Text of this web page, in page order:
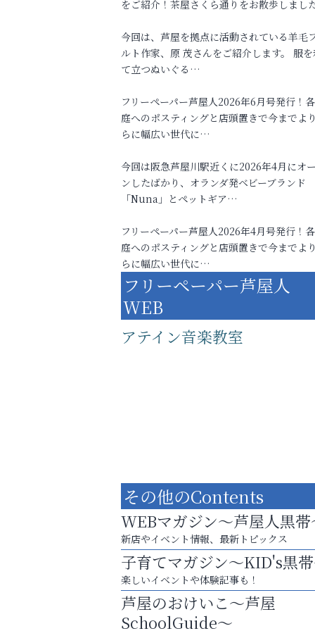
をご紹介！茶屋さくら通りをお散歩しまし
今回は、芦屋を拠点に活動されている羊毛
ルト作家、原 茂さんをご紹介します。 服を
て立つぬいぐる…
フリーペーパー芦屋人2026年6月号発行！
庭へのポスティングと店頭置きで今までよ
らに幅広い世代に…
今回は阪急芦屋川駅近くに2026年4月にオ
ンしたばかり、オランダ発ベビーブランド
「Nuna」とペットギア…
フリーペーパー芦屋人2026年4月号発行！
庭へのポスティングと店頭置きで今までよ
らに幅広い世代に…
フリーペーパー芦屋人
WEB
アテイン音楽教室
あなたらしく奏でる、音楽の時間
整体院エスコート・芦屋サ
ン
その他のContents
WEBマガジン～芦屋人黒帯
新店やイベント情報、最新トピックス
子育てマガジン～KID's黒
楽しいイベントや体験記事も！
芦屋のおけいこ～芦屋
SchoolGuide～